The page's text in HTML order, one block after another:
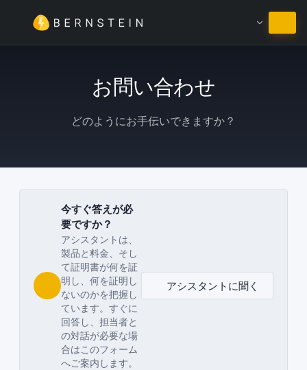
日本語のまま
お問い合わせ
どのようにお手伝いできますか？
今すぐ答えが必
要ですか？
アシスタントは、
製品と料金、そし
て証明書が何を証
明し、何を証明し
ないのかを把握し
ています。すぐに
回答し、担当者と
の対話が必要な場
合はこのフォーム
へご案内します。
アシスタントに聞く